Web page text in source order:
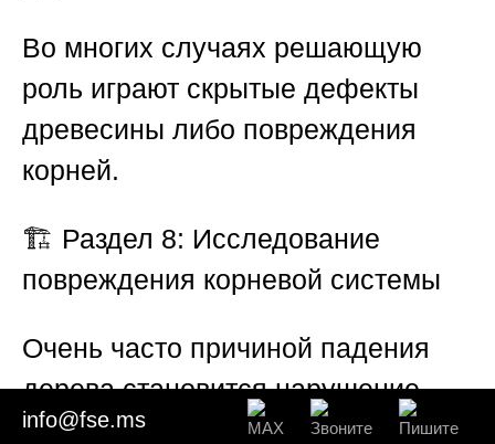
Во многих случаях решающую
роль играют скрытые дефекты
древесины либо повреждения
корней.
🏗️ Раздел 8: Исследование
повреждения корневой системы
Очень часто причиной падения
дерева становится нарушение
состояния корневой системы. 🌱
info@fse.ms